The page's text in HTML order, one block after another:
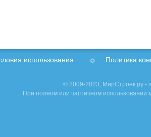
использования Политика
© 2009-2023, МирСтроек.ру -
При полном или частичном использовании